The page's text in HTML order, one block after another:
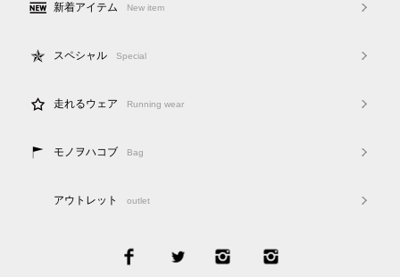
新着アイテム New item
スペシャル Special
走れるウェア Running wear
モノヲハコブ Bag
アウトレット outlet